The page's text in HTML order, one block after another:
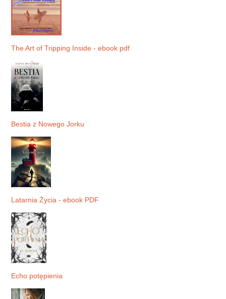
The Art of Tripping Inside - ebook pdf
Bestia z Nowego Jorku
Latarnia Życia - ebook PDF
Echo potępienia